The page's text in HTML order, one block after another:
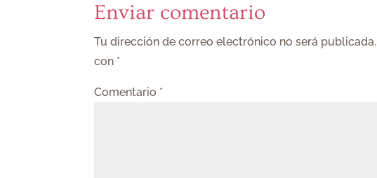
Enviar comentario
Tu dirección de correo electrónico no será publicada.
con *
Comentario *